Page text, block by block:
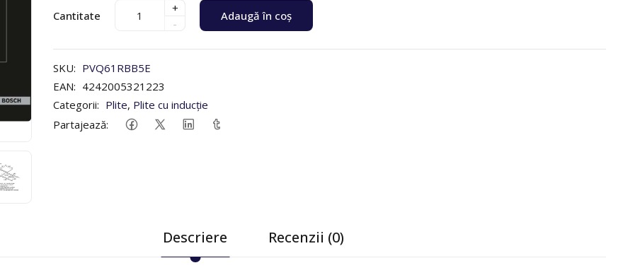
Cantitate
+
-
Adaugă în coș
SKU: PVQ61RBB5E
EAN: 4242005321223
Categorii: Plite, Plite cu inducție
Partajează:
Descriere Recenzii (0)